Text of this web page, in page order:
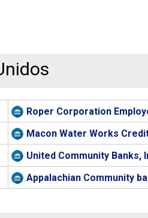
Roper Corporation
Macon Water Works
United Community Banks,
Appalachian Community